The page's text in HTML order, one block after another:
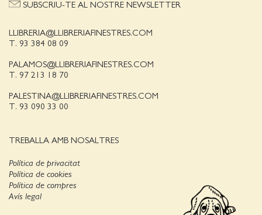
LLIBRERIA@LLIBRERIAFINESTRES.COM
T. 93 384 08 09
PALAMOS@LLIBRERIAFINESTRES.COM
T. 97 213 18 70
PALESTINA@LLIBRERIAFINESTRES.COM
T. 93 090 33 00
TREBALLA AMB NOSALTRES
SUBSCRIU-TE AL NOSTRE NEWSLETTER
Política de privacitat
Política de cookies
Avís legal
Política de compres